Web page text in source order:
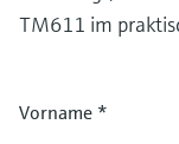
TM611 im
Vorname *